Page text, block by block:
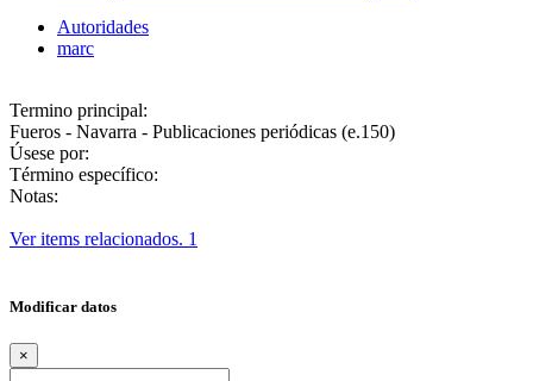
Autoridades
marc
Termino principal:
Fueros - Navarra - Publicaciones periódicas (e.150)
Úsese por:
Término específico:
Notas:
Ver items relacionados. 1
Modificar datos
×